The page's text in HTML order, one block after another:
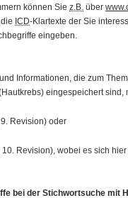
können Sie z.B. über
die ICD-Klartexte der Sie
eingeben.
Informationen, die zum
eingespeichert sind,
9. Revision) oder
10. Revision), wobei es sich
bei der Stichwortsuche mit